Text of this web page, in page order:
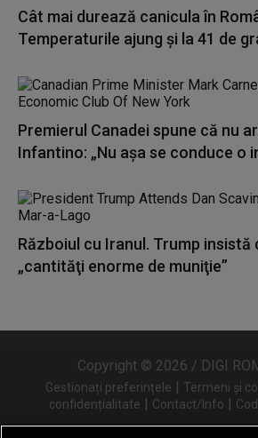
Cât mai durează canicula în
Temperaturile ajung și la 41 de
Premierul Canadei spune că nu
Infantino: „Nu aşa se conduce o
Războiul cu Iranul. Trump insistă
„cantităţi enorme de muniţie”
Copyright © 2026 / DIGI
Gestionați preferințele | Termeni și
confidențialitate | Contact/Info |